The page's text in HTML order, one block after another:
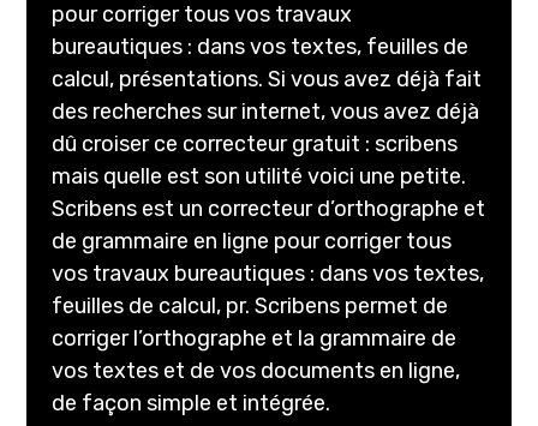
pour corriger tous vos travaux
bureautiques : dans vos textes, feuilles de
calcul, présentations. Si vous avez déjà fait
des recherches sur internet, vous avez déjà
dû croiser ce correcteur gratuit : scribens
mais quelle est son utilité voici une petite.
Scribens est un correcteur d’orthographe et
de grammaire en ligne pour corriger tous
vos travaux bureautiques : dans vos textes,
feuilles de calcul, pr. Scribens permet de
corriger l’orthographe et la grammaire de
vos textes et de vos documents en ligne,
de façon simple et intégrée.